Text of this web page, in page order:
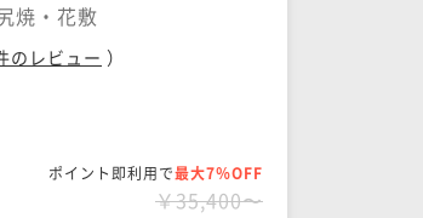
焼・花敷
のレビュー ）
ポイント即利用で最大7％OFF
￥35,400〜